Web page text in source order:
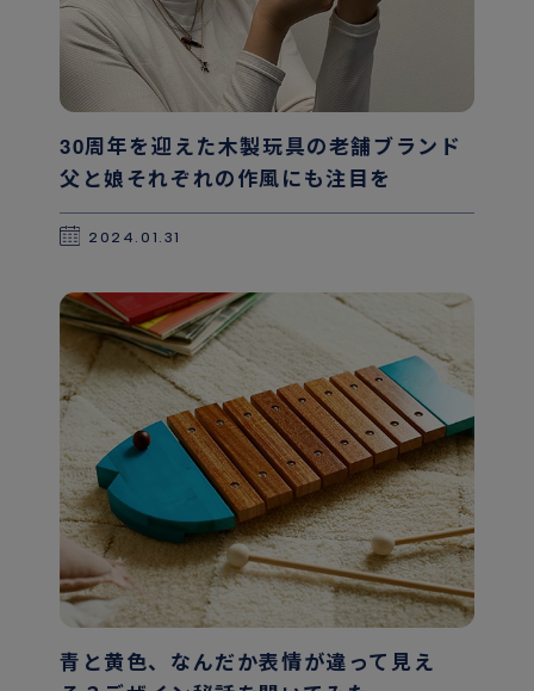
30周年を迎えた木製玩具の老舗ブランド
父と娘それぞれの作風にも注目を
2024.01.31
青と黄色、なんだか表情が違って見え